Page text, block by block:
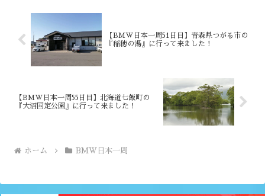
【BMW日本一周51日目】青森県つがる市の
『稲穂の湯』に行って来ました！
【BMW日本一周55日目】北海道七飯町の
『大沼国定公園』に行って来ました！
ホーム BMW日本一周